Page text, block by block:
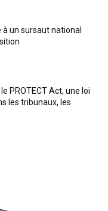
à un sursaut national
PROTECT Act, une loi
les tribunaux, les